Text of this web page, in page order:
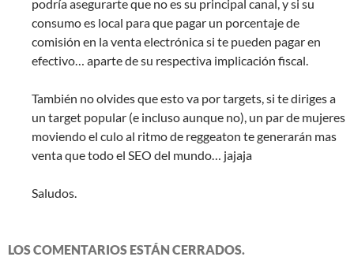
podría asegurarte que no es su principal canal, y si su
consumo es local para que pagar un porcentaje de
comisión en la venta electrónica si te pueden pagar en
efectivo… aparte de su respectiva implicación fiscal.
También no olvides que esto va por targets, si te diriges a
un target popular (e incluso aunque no), un par de mujeres
moviendo el culo al ritmo de reggeaton te generarán mas
venta que todo el SEO del mundo… jajaja
Saludos.
LOS COMENTARIOS ESTÁN CERRADOS.